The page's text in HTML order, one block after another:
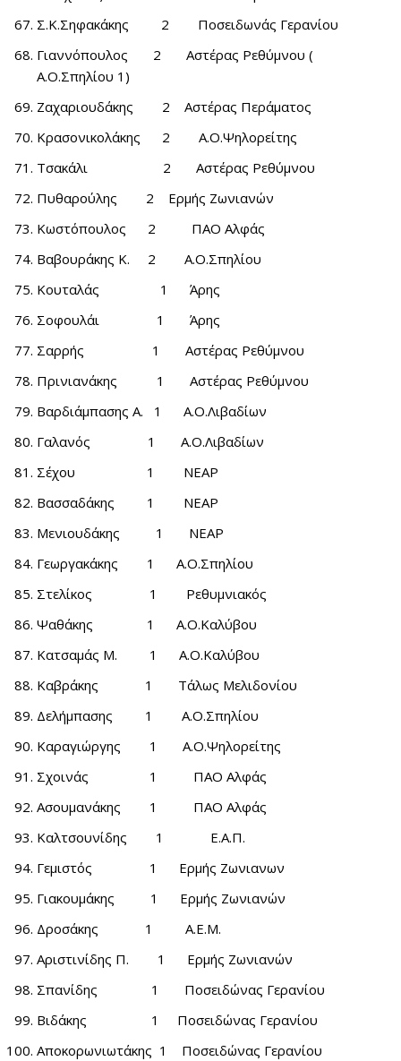
Σ.Κ.Σηφακάκης 2 Ποσειδωνάς Γερανίου
Γιαννόπουλος 2 Αστέρας Ρεθύμνου (
Α.Ο.Σπηλίου 1)
Ζαχαριουδάκης 2 Αστέρας Περάματος
Κρασονικολάκης 2 Α.Ο.Ψηλορείτης
Τσακάλι 2 Αστέρας Ρεθύμνου
Πυθαρούλης 2 Ερμής Ζωνιανών
Κωστόπουλος 2 ΠΑΟ Αλφάς
Βαβουράκης Κ. 2 Α.Ο.Σπηλίου
Κουταλάς 1 Άρης
Σοφουλάι 1 Άρης
Σαρρής 1 Αστέρας Ρεθύμνου
Πρινιανάκης 1 Αστέρας Ρεθύμνου
Βαρδιάμπασης Α. 1 Α.Ο.Λιβαδίων
Γαλανός 1 Α.Ο.Λιβαδίων
Σέχου 1 ΝΕΑΡ
Βασσαδάκης 1 ΝΕΑΡ
Μενιουδάκης 1 ΝΕΑΡ
Γεωργακάκης 1 Α.Ο.Σπηλίου
Στελίκος 1 Ρεθυμνιακός
Ψαθάκης 1 Α.Ο.Καλύβου
Κατσαμάς Μ. 1 Α.Ο.Καλύβου
Καβράκης 1 Τάλως Μελιδονίου
Δελήμπασης 1 Α.Ο.Σπηλίου
Καραγιώργης 1 Α.Ο.Ψηλορείτης
Σχοινάς 1 ΠΑΟ Αλφάς
Ασουμανάκης 1 ΠΑΟ Αλφάς
Καλτσουνίδης 1 Ε.Α.Π.
Γεμιστός 1 Ερμής Ζωνιανων
Γιακουμάκης 1 Ερμής Ζωνιανών
Δροσάκης 1 Α.Ε.Μ.
Αριστινίδης Π. 1 Ερμής Ζωνιανών
Σπανίδης 1 Ποσειδώνας Γερανίου
Βιδάκης 1 Ποσειδώνας Γερανίου
Αποκορωνιωτάκης 1 Ποσειδώνας Γερανίου